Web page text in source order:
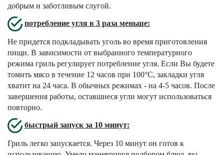
добрым и заботливым слугой.
потребление угля в 3 раза меньше:
Не придется подкладывать уголь во время приготовления
пищи. В зависимости от выбранного температурного
режима гриль регулирует потребление угля. Если Вы будете
томить мясо в течение 12 часов при 100°С, закладки угля
хватит на 24 часа. В обычных режимах - на 4-5 часов. После
завершения работы, оставшиеся угли могут использоваться
повторно.
быстрый запуск за 10 минут:
Гриль легко запускается. Через 10 минут он готов к